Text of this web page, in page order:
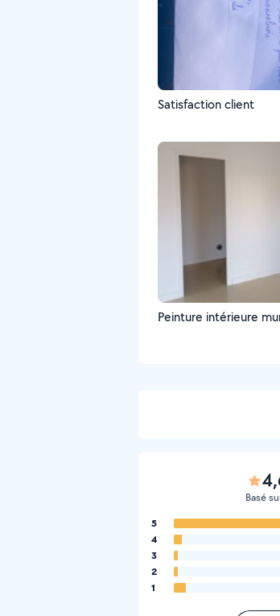
Satisfaction client
Peinture intérieure
Basé
5
4
3
2
1